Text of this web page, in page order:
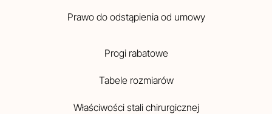
Prawo do odstąpienia od umowy
Progi rabatowe
Tabele rozmiarów
Właściwości stali chirurgicznej